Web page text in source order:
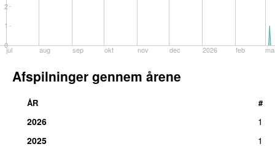
jul aug sep okt nov dec 2026 feb
0
1
2
Afspilninger gennem årene
ÅR #
2026
1
2025
1